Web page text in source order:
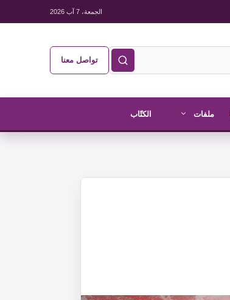
الجمعة، 7 آب 2026
تواصل معنا
ملفات الكتّاب